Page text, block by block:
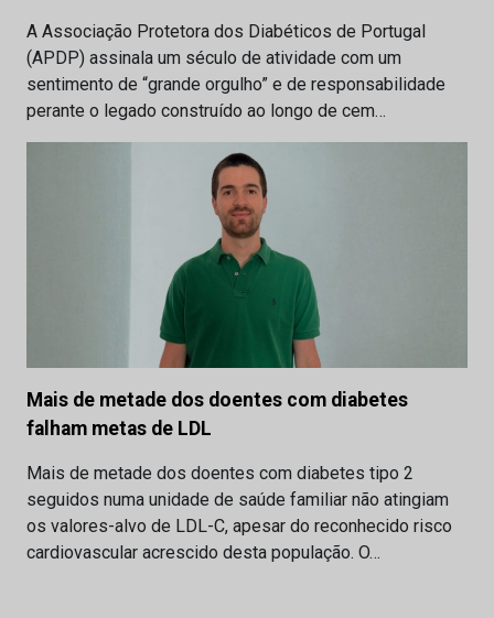
A Associação Protetora dos Diabéticos de Portugal
(APDP) assinala um século de atividade com um
sentimento de “grande orgulho” e de responsabilidade
perante o legado construído ao longo de cem…
Mais de metade dos doentes com diabetes
falham metas de LDL
Mais de metade dos doentes com diabetes tipo 2
seguidos numa unidade de saúde familiar não atingiam
os valores-alvo de LDL-C, apesar do reconhecido risco
cardiovascular acrescido desta população. O…